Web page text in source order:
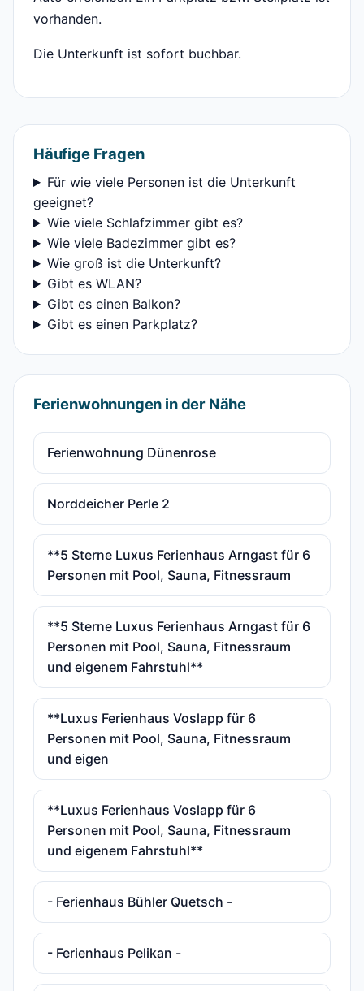
vorhanden.
Die Unterkunft ist sofort buchbar.
Häufige Fragen
Für wie viele Personen ist die Unterkunft
geeignet?
Wie viele Schlafzimmer gibt es?
Wie viele Badezimmer gibt es?
Wie groß ist die Unterkunft?
Gibt es WLAN?
Gibt es einen Balkon?
Gibt es einen Parkplatz?
Ferienwohnungen in der Nähe
Ferienwohnung Dünenrose
Norddeicher Perle 2
**5 Sterne Luxus Ferienhaus Arngast für 6
Personen mit Pool, Sauna, Fitnessraum
**5 Sterne Luxus Ferienhaus Arngast für 6
Personen mit Pool, Sauna, Fitnessraum
und eigenem Fahrstuhl**
**Luxus Ferienhaus Voslapp für 6
Personen mit Pool, Sauna, Fitnessraum
und eigen
**Luxus Ferienhaus Voslapp für 6
Personen mit Pool, Sauna, Fitnessraum
und eigenem Fahrstuhl**
- Ferienhaus Bühler Quetsch -
- Ferienhaus Pelikan -